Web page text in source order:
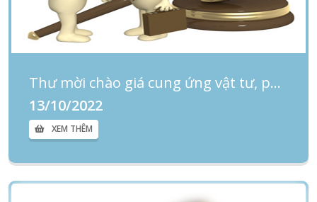
Thư mời chào giá cung ứng vật tư, phụ kiện sửa chữa máy bơm chữa cháy tại Cơ sở 02
13/10/2022
XEM THÊM